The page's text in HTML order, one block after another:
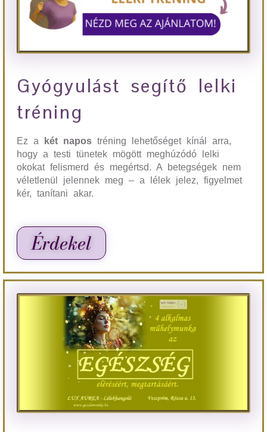
Gyógyulást segítő lelki
tréning
Ez a két napos tréning lehetőséget kínál arra,
hogy a testi tünetek mögött meghúzódó lelki
okokat felismerd és megértsd. A betegségek nem
véletlenül jelennek meg – a lélek jelez, figyelmet
kér, tanítani akar.
Érdekel